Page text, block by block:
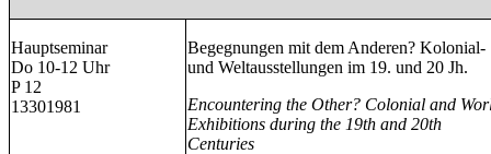
Hauptseminar
Do 10-12 Uhr
P 12
13301981
Begegnungen mit dem Anderen? Kolonial-
und Weltausstellungen im 19. und 20 Jh.
Encountering the Other? Colonial and
Exhibitions during the 19th and 20th
Centuries